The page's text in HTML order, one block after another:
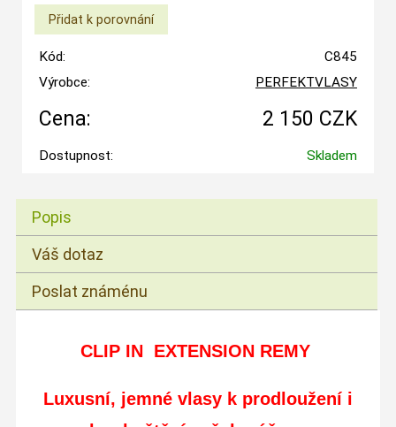
Kód:
C845
Výrobce:
PERFEKTVLASY
Cena: 2 150 CZK
Dostupnost: Skladem
Popis
Váš dotaz
Poslat známénu
CLIP IN EXTENSION REMY
Luxusní, jemné vlasy k prodloužení i